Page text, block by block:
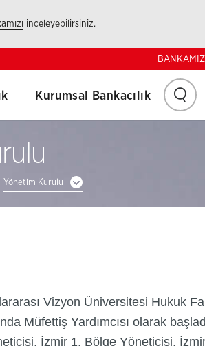
inceleyebilirsiniz.
BANKAMIZ
Kurumsal Bankacılık
Yönetim Kurulu
Vizyon Üniversitesi Hukuk
Müfettiş Yardımcısı olarak
İzmir 1. Bölge Yöneticisi,